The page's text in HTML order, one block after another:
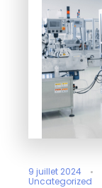
9 juillet 2024
Uncategorized